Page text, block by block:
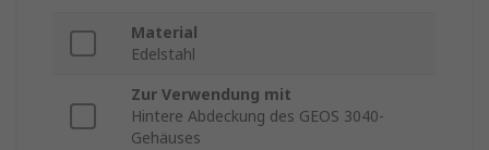
Material
Edelstahl
Zur Verwendung mit
Hintere Abdeckung des GEOS 3040-
Gehäuses